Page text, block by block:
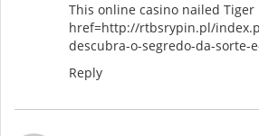
This online casino nailed Tiger
href=http://rtbsrypin.pl/
descubra-o-segredo-da-sorte-
Reply